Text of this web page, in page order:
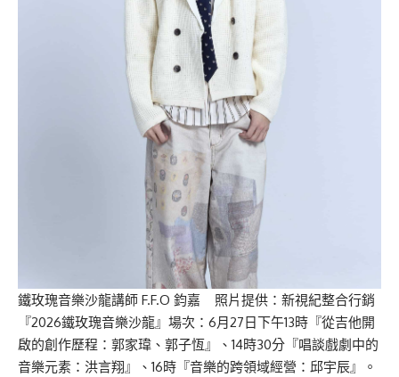
鐵玫瑰音樂沙龍講師 F.F.O 鈞嘉 照片提供：新視紀整合行銷
『2026鐵玫瑰音樂沙龍』場次：6月27日下午13時『從吉他開
啟的創作歷程：郭家瑋、郭子恆』、14時30分『唱談戲劇中的
音樂元素：洪言翔』、16時『音樂的跨領域經營：邱宇辰』。